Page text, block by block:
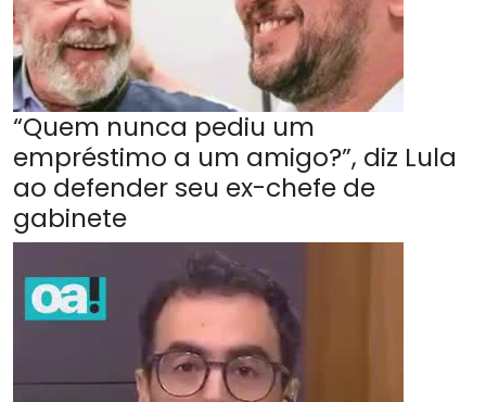
“Quem nunca pediu um
empréstimo a um amigo?”, diz Lula
ao defender seu ex-chefe de
gabinete